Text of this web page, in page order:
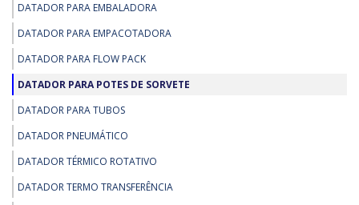
DATADOR PARA EMBALADORA
DATADOR PARA EMPACOTADORA
DATADOR PARA FLOW PACK
DATADOR PARA POTES DE SORVETE
DATADOR PARA TUBOS
DATADOR PNEUMÁTICO
DATADOR TÉRMICO ROTATIVO
DATADOR TERMO TRANSFERÊNCIA